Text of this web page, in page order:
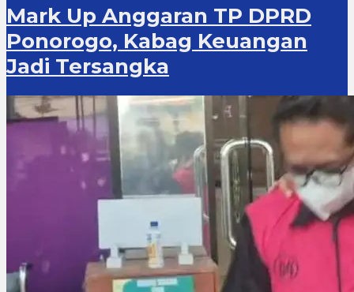
Mark Up Anggaran TP DPRD
Ponorogo, Kabag Keuangan
Jadi Tersangka